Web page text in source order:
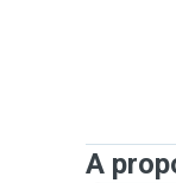
A